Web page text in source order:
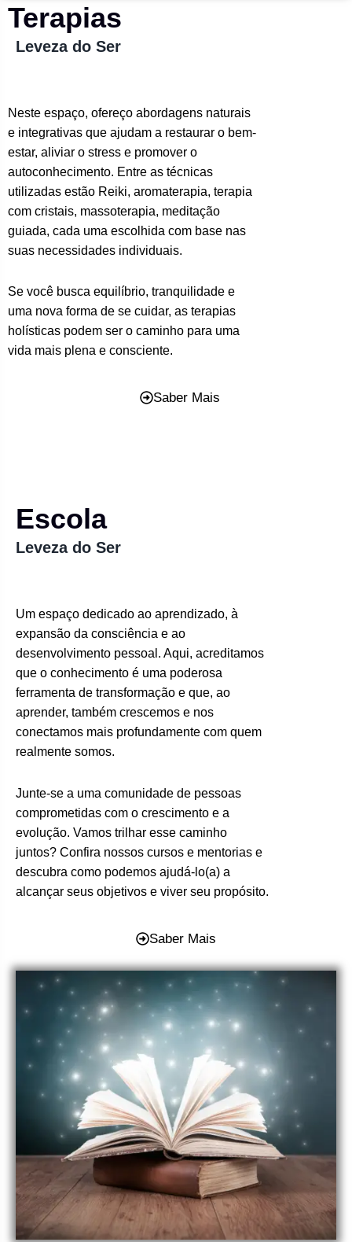
Terapias
Leveza do Ser
Neste espaço, ofereço abordagens naturais
e integrativas que ajudam a restaurar o bem-
estar, aliviar o stress e promover o
autoconhecimento. Entre as técnicas
utilizadas estão Reiki, aromaterapia, terapia
com cristais, massoterapia, meditação
guiada, cada uma escolhida com base nas
suas necessidades individuais.
Se você busca equilíbrio, tranquilidade e
uma nova forma de se cuidar, as terapias
holísticas podem ser o caminho para uma
vida mais plena e consciente.
Saber Mais
Escola
Leveza do Ser
Um espaço dedicado ao aprendizado, à
expansão da consciência e ao
desenvolvimento pessoal. Aqui, acreditamos
que o conhecimento é uma poderosa
ferramenta de transformação e que, ao
aprender, também crescemos e nos
conectamos mais profundamente com quem
realmente somos.
Junte-se a uma comunidade de pessoas
comprometidas com o crescimento e a
evolução. Vamos trilhar esse caminho
juntos? Confira nossos cursos e mentorias e
descubra como podemos ajudá-lo(a) a
alcançar seus objetivos e viver seu propósito.
Saber Mais